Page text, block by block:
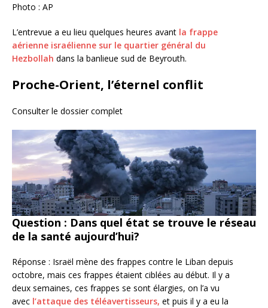
Photo : AP
L’entrevue a eu lieu quelques heures avant la frappe
aérienne israélienne sur le quartier général du
Hezbollah dans la banlieue sud de Beyrouth.
Proche-Orient, l’éternel conflit
Consulter le dossier complet
Question : Dans quel état se trouve le réseau
de la santé aujourd’hui?
Réponse : Israël mène des frappes contre le Liban depuis
octobre, mais ces frappes étaient ciblées au début. Il y a
deux semaines, ces frappes se sont élargies, on l’a vu
avec l’attaque des téléavertisseurs, et puis il y a eu la